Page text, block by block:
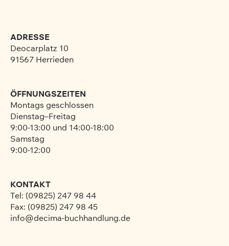
ADRESSE
Deocarplatz 10
91567 Herrieden
ÖFFNUNGSZEITEN
Montags geschlossen
Dienstag–Freitag
9:00-13:00 und 14:00-18:00
Samstag
9:00-12:00
KONTAKT
Tel: (09825) 247 98 44
Fax: (09825) 247 98 45
info@decima-buchhandlung.de